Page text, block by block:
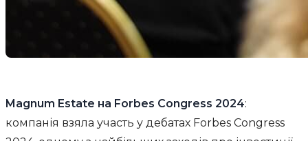
Magnum Estate на Forbes Congress 2024:
компанія взяла участь у дебатах Forbes Congress